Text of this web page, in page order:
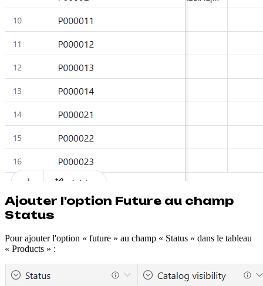
Ajouter l'option Future au champ
Status
Pour ajouter l'option « future » au champ « Status » dans le tableau
« Products » :